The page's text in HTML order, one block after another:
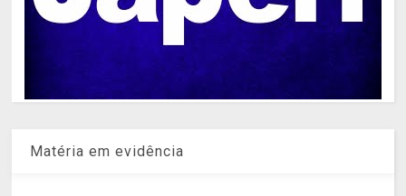
Matéria em evidência